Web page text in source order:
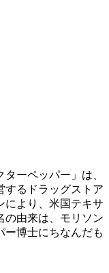
ーペッパー」は、
するドラッグストア
により、米国テキサ
の由来は、モリソン
ー博士にちなんだも